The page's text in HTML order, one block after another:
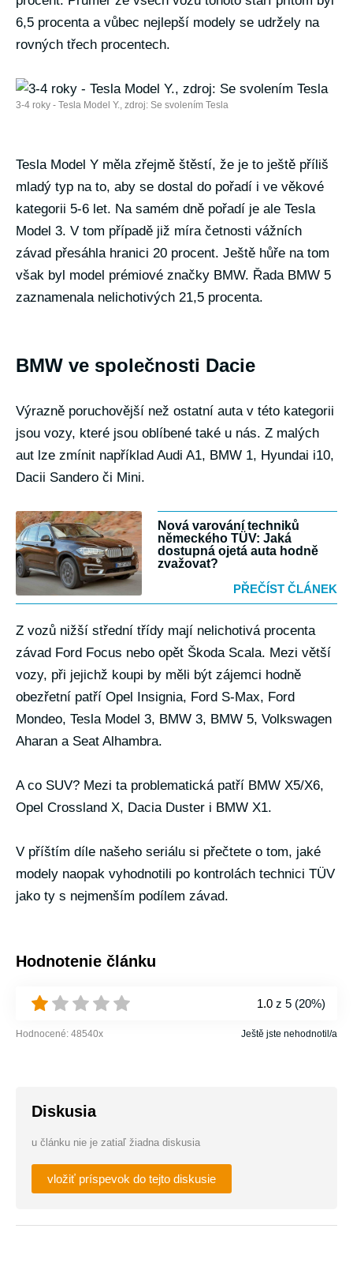
6,5 procenta a vůbec nejlepší modely se udržely na
rovných třech procentech.
3-4 roky - Tesla Model Y., zdroj: Se svolením Tesla
Tesla Model Y měla zřejmě štěstí, že je to ještě příliš
mladý typ na to, aby se dostal do pořadí i ve věkové
kategorii 5-6 let. Na samém dně pořadí je ale Tesla
Model 3. V tom případě již míra četnosti vážních
závad přesáhla hranici 20 procent. Ještě hůře na tom
však byl model prémiové značky BMW. Řada BMW 5
zaznamenala nelichotivých 21,5 procenta.
BMW ve společnosti Dacie
Výrazně poruchovější než ostatní auta v této kategorii
jsou vozy, které jsou oblíbené také u nás. Z malých
aut lze zmínit například Audi A1, BMW 1, Hyundai i10,
Dacii Sandero či Mini.
Nová varování techniků
německého TÜV: Jaká
dostupná ojetá auta hodně
zvažovat?
PŘEČÍST ČLÁNEK
Z vozů nižší střední třídy mají nelichotivá procenta
závad Ford Focus nebo opět Škoda Scala. Mezi větší
vozy, při jejichž koupi by měli být zájemci hodně
obezřetní patří Opel Insignia, Ford S-Max, Ford
Mondeo, Tesla Model 3, BMW 3, BMW 5, Volkswagen
Aharan a Seat Alhambra.
A co SUV? Mezi ta problematická patří BMW X5/X6,
Opel Crossland X, Dacia Duster i BMW X1.
V příštím díle našeho seriálu si přečtete o tom, jaké
modely naopak vyhodnotili po kontrolách technici TÜV
jako ty s nejmenším podílem závad.
Hodnotenie článku
1.0 z 5 (20%)
Hodnocené: 48540x Ještě jste nehodnotil/a
Diskusia
u článku nie je zatiaľ žiadna diskusia
vložiť príspevok do tejto diskusie